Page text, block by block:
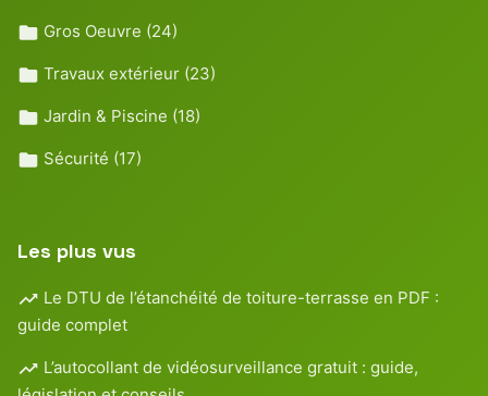
Gros Oeuvre (24)
Travaux extérieur (23)
Jardin & Piscine (18)
Sécurité (17)
Les plus vus
Le DTU de l’étanchéité de toiture-terrasse en PDF :
guide complet
L’autocollant de vidéosurveillance gratuit : guide,